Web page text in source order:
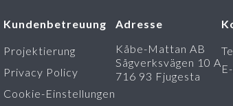
Kundenbetreuung
Projektierung
Privacy Policy
Cookie-Einstellungen
Adresse
Kåbe-Mattan AB
Sågverksvägen 10 A
716 93 Fjugesta